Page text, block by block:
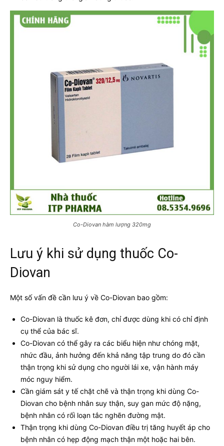
Co-Diovan hàm lượng 320mg
Lưu ý khi sử dụng thuốc Co-
Diovan
Một số vấn đề cần lưu ý về Co-Diovan bao gồm:
Co-Diovan là thuốc kê đơn, chỉ được dùng khi có chỉ định
cụ thể của bác sĩ.
Co-Diovan có thể gây ra các biểu hiện như chóng mặt,
nhức đầu, ảnh hưởng đến khả năng tập trung do đó cần
thận trọng khi sử dụng cho người lái xe, vận hành máy
móc nguy hiểm.
Cần giám sát y tế chặt chẽ và thận trọng khi dùng Co-
Diovan cho bệnh nhân suy thận, suy gan mức độ nặng,
bệnh nhân có rối loạn tắc nghẽn đường mật.
Thận trọng khi dùng Co-Diovan điều trị tăng huyết áp cho
bệnh nhân có hẹp động mạch thận một hoặc hai bên.